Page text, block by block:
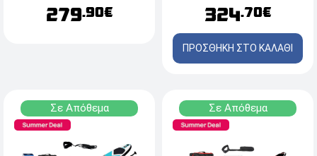
279.90€ 324.70€
ΠΡΟΣΘΗΚΗ ΣΤΟ ΚΑΛΑΘΙ
Σε Απόθεμα Σε Απόθεμα